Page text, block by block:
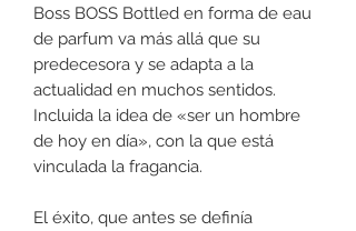
Boss BOSS Bottled en forma de eau
de parfum va más allá que su
predecesora y se adapta a la
actualidad en muchos sentidos.
Incluida la idea de «ser un hombre
de hoy en día», con la que está
vinculada la fragancia.
El éxito, que antes se definía